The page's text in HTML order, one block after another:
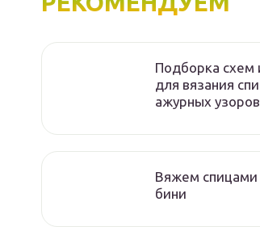
Подборка схем
для вязания
ажурных узоров
Вяжем спицами
бини